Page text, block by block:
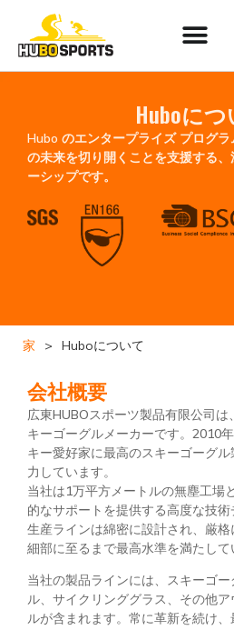
Huboに
Hubo のエンタープライズ プログ
の未来を切り開くことを支援する
ーシップです。
家 > Huboについて
会社概要
広東HUBOスポーツ製品有限公司は
キーゴーグルメーカーです。2010
キー愛好家に最高のスキーゴーグ
力しています。
当社は1万平方メートルの無塵工場
的なサポートを提供する高度な技術
生産ラインは綿密に設計され、厳格
細部に至るまで最高水準を満たして
当社の製品ラインには、スキーゴ
ル、サイクリンググラス、その他
ルが含まれます。常に革新を続け